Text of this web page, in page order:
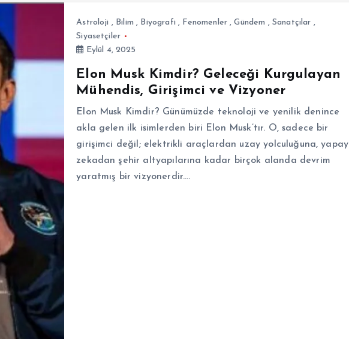
Astroloji , Bilim , Biyografi , Fenomenler ,Gündem , Sanatçılar ,
Siyasetçiler
Eylül 4, 2025
Elon Musk Kimdir? Geleceği Kurgulayan
Mühendis, Girişimci ve Vizyoner
Elon Musk Kimdir? Günümüzde teknoloji ve yenilik denince
akla gelen ilk isimlerden biri Elon Musk’tır. O, sadece bir
girişimci değil; elektrikli araçlardan uzay yolculuğuna, yapay
zekadan şehir altyapılarına kadar birçok alanda devrim
yaratmış bir vizyonerdir.…